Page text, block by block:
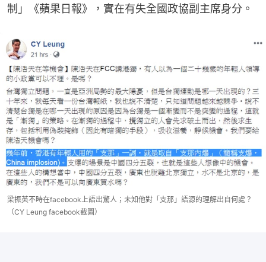
制」《蘋果日報》，實在有失全國政協副主席身分。
梁振英不時在facebook上語出驚人；未知他對「支那」語源的理解出自何處？
（CY Leung facebook截圖）